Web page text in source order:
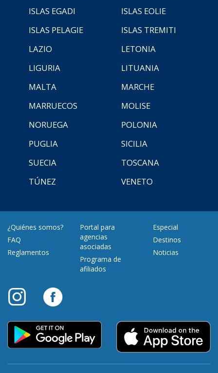
ISLAS EGADI
ISLAS EOLIE
ISLAS PELAGIE
ISLAS TREMITI
LAZIO
LETONIA
LIGURIA
LITUANIA
MALTA
MARCHE
MARRUECOS
MOLISE
NORUEGA
POLONIA
PUGLIA
SICILIA
SUECIA
TOSCANA
TÚNEZ
VENETO
¿Quiénes somos?
FAQ
Reglamentos
Portal para
agencias
asociadas
Programa de
afiliados
Especial
Destinos
Noticias